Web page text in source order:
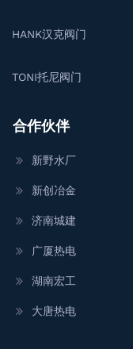
HANK汉克阀门
TONI托尼阀门
合作伙伴
新野水厂
新创冶金
济南城建
广厦热电
湖南宏工
大唐热电